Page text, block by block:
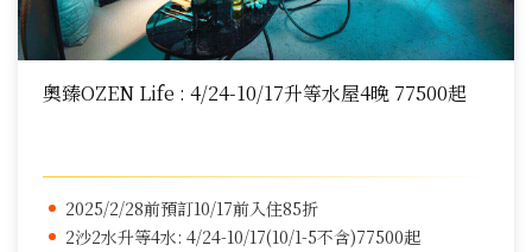
奧臻OZEN Life : 4/24-10/17升等水屋4晚 77500起
2025/2/28前預訂10/17前入住85折
2沙2水升等4水: 4/24-10/17(10/1-5不含)77500起